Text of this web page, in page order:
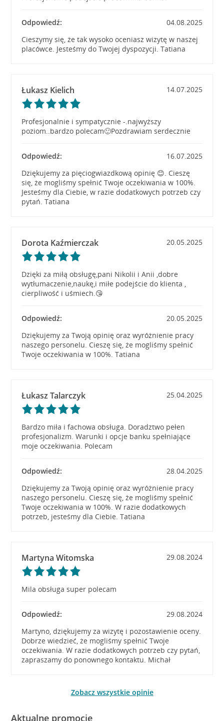
Odpowiedź:
04.08.2025
Cieszymy się, że tak wysoko oceniasz wizytę w naszej
placówce. Jesteśmy do Twojej dyspozycji. Tatiana
Łukasz Kielich 14.07.2025
Profesjonalnie i sympatycznie -.najwyższy
poziom..bardzo polecam🙂Pozdrawiam serdecznie
Odpowiedź:
16.07.2025
Dziękujemy za pięciogwiazdkową opinię 😊. Cieszę
się, że mogliśmy spełnić Twoje oczekiwania w 100%.
Jesteśmy dla Ciebie, w razie dodatkowych potrzeb czy
pytań. Tatiana
Dorota Kaźmierczak 20.05.2025
Dzięki za miłą obsługę,pani Nikolii i Anii ,dobre
wytłumaczenie,naukę,i miłe podejście do klienta ,
cierpliwość i uśmiech.😘
Odpowiedź:
20.05.2025
Dziękujemy za Twoją opinię oraz wyróżnienie pracy
naszego personelu. Cieszę się, że mogliśmy spełnić
Twoje oczekiwania w 100%. Tatiana
Łukasz Talarczyk 25.04.2025
Bardzo miła i fachowa obsługa. Doradztwo pełen
profesjonalizm. Warunki i opcje banku spełniające
moje oczekiwania. Polecam
Odpowiedź:
28.04.2025
Dziękujemy za Twoją opinię oraz wyróżnienie pracy
naszego personelu. Cieszę się, że mogliśmy spełnić
Twoje oczekiwania w 100%. W razie dodatkowych
potrzeb, jesteśmy dla Ciebie. Tatiana
Martyna Witomska 29.08.2024
Mila obsługa super polecam
Odpowiedź:
29.08.2024
Martyno, dziękujemy za wizytę i pozostawienie oceny.
Dobrze wiedzieć, że mogliśmy spełnić Twoje
oczekiwania. W razie dodatkowych potrzeb czy pytań,
zapraszamy do ponownego kontaktu. Michał
Zobacz wszystkie opinie
Aktualne promocje